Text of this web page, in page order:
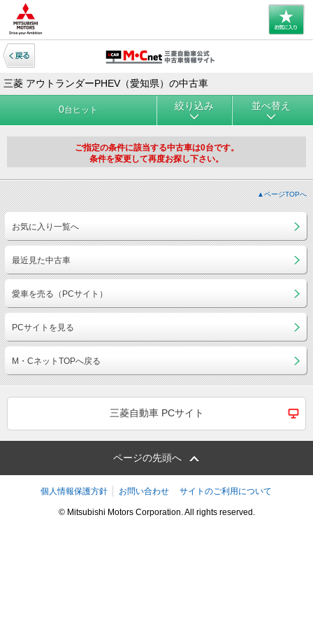
三菱 アウトランダーPHEV（愛知県）の中古車
0台ヒット 絞り込み 並べ替え
ご指定の条件に該当する中古車は0台です。
条件を変更して再度お探し下さい。
▲ページTOPへ
お気に入り一覧へ
最近見た中古車
愛車を売る（PCサイト）
PCサイトを見る
M・CネットTOPへ戻る
三菱自動車 PCサイト
ページの先頭へ
個人情報保護方針 お問い合わせ サイトのご利用について
© Mitsubishi Motors Corporation. All rights reserved.